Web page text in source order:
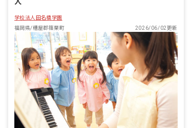
学校法人田名橋学園
福岡県/糟屋郡篠栗町
2026/06/02更新